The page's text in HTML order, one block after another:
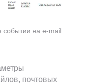
на e-mail
почтовых